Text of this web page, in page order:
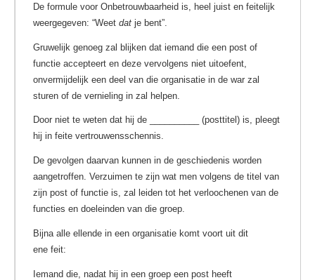
De formule voor Onbetrouwbaarheid is, heel juist en feitelijk
weergegeven: “Weet dat je bent”.
Gruwelijk genoeg zal blijken dat iemand die een post of
functie accepteert en deze vervolgens niet uitoefent,
onvermijdelijk een deel van die organisatie in de war zal
sturen of de vernieling in zal helpen.
Door niet te weten dat hij de __________ (posttitel) is, pleegt
hij in feite vertrouwensschennis.
De gevolgen daarvan kunnen in de geschiedenis worden
aangetroffen. Verzuimen te zijn wat men volgens de titel van
zijn post of functie is, zal leiden tot het verloochenen van de
functies en doeleinden van die groep.
Bijna alle ellende in een organisatie komt voort uit dit
ene feit:
Iemand die, nadat hij in een groep een post heeft